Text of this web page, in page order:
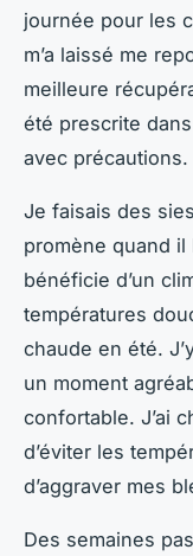
journée pour les
m’a laissé me
meilleure
été prescrite
avec précautions.
Je faisais des
promène quand
bénéficie d’un
températures
chaude en été.
un moment
confortable. J’ai
d’éviter les
d’aggraver mes
Des semaines